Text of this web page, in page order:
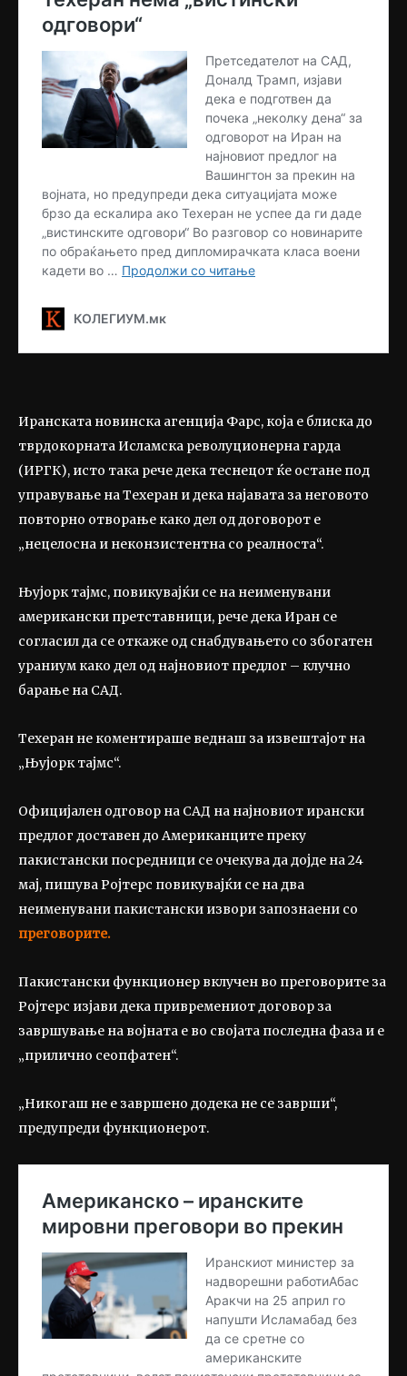
Иранската новинска агенција Фарс, која е блиска до
тврдокорната Исламска револуционерна гарда
(ИРГК), исто така рече дека теснецот ќе остане под
управување на Техеран и дека најавата за неговото
повторно отворање како дел од договорот е
„нецелосна и неконзистентна со реалноста“.
Њујорк тајмс, повикувајќи се на неименувани
американски претставници, рече дека Иран се
согласил да се откаже од снабдувањето со збогатен
ураниум како дел од најновиот предлог – клучно
барање на САД.
Техеран не коментираше веднаш за извештајот на
„Њујорк тајмс“.
Официјален одговор на САД на најновиот ирански
предлог доставен до Американците преку
пакистански посредници се очекува да дојде на 24
мај, пишува Ројтерс повикувајќи се на два
неименувани пакистански извори запознаени со
преговорите.
Пакистански функционер вклучен во преговорите за
Ројтерс изјави дека привремениот договор за
завршување на војната е во својата последна фаза и е
„прилично сеопфатен“.
„Никогаш не е завршено додека не се заврши“,
предупреди функционерот.